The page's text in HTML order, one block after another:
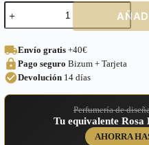
Perfume
equivalente
a
Minerale
Tom
Ford
–
Envío gratis +40€
Pago seguro Bizum + Tarjeta
Devolución 14 días
Perfumería de
Tu equivalente Rosa
AHORRA